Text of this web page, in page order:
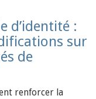
d’identité :
sur
de
renforcer la